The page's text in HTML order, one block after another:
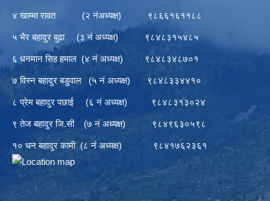
४ खाम्मा रावत (२ नंअध्यक्ष) ९८६६१६११८८
५ भैर बहादुर बुढा (३ नं अध्यक्ष) ९८४८३१५४८५
६ धनमान सिह हमाल (४ नं अध्यक्ष) ९८४८३४८७०१
७ विस्न बहादुर बडुवाल (५ नं अध्यक्ष) ९८४८३३४४१०
८ प्रेम बहादुर पछाई (६ नं अध्यक्ष) ९८४८३१३०२४
९ तेज बहादुर जि.सी (७ नं अध्यक्ष) ९८४९६३०५९८
१० धन बहादुर कामी (८ नं अध्यक्ष) ९८४१७६२३६१